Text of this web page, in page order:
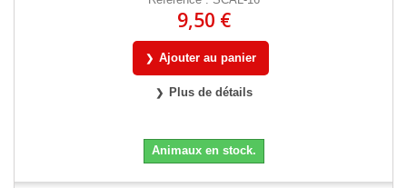
9,50 €
Ajouter au panier
Plus de détails
Animaux en stock.